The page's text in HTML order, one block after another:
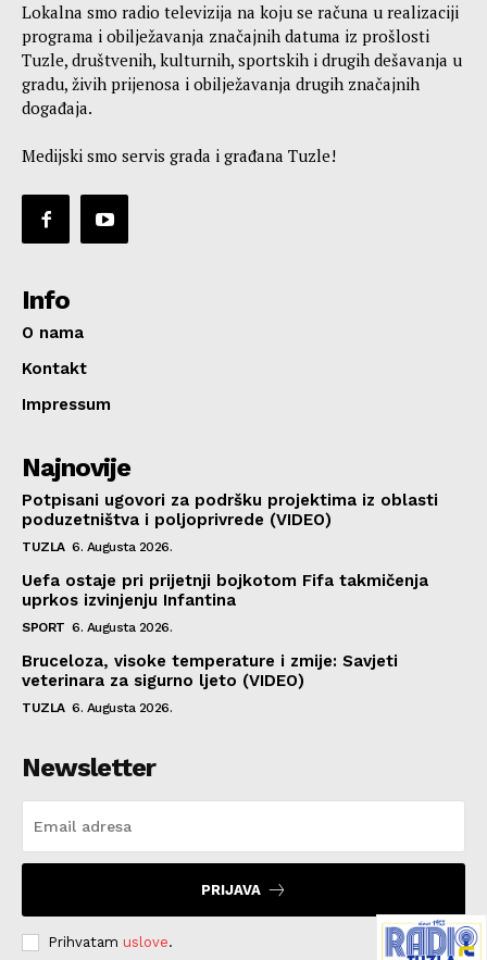
Lokalna smo radio televizija na koju se računa u realizaciji
programa i obilježavanja značajnih datuma iz prošlosti
Tuzle, društvenih, kulturnih, sportskih i drugih dešavanja u
gradu, živih prijenosa i obilježavanja drugih značajnih
događaja.
Medijski smo servis grada i građana Tuzle!
Info
O nama
Kontakt
Impressum
Najnovije
Potpisani ugovori za podršku projektima iz oblasti
poduzetništva i poljoprivrede (VIDEO)
TUZLA 6. Augusta 2026.
Uefa ostaje pri prijetnji bojkotom Fifa takmičenja
uprkos izvinjenju Infantina
SPORT 6. Augusta 2026.
Bruceloza, visoke temperature i zmije: Savjeti
veterinara za sigurno ljeto (VIDEO)
TUZLA 6. Augusta 2026.
Newsletter
PRIJAVA
Prihvatam uslove.